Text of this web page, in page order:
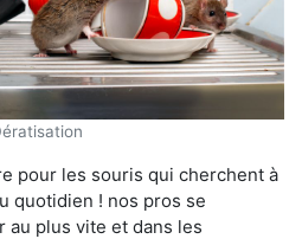
pour les souris qui cherchent à
quotidien ! nos pros se
au plus vite et dans les